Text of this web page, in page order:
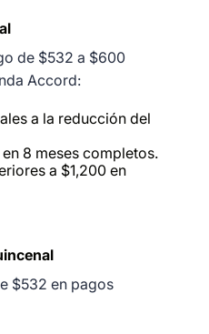
de $532 a $600
Accord:
a la reducción del
8 meses completos.
a $1,200 en
$532 en pagos